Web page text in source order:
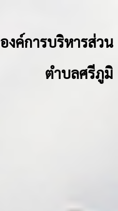
องค์การบริหารส่วน
ตำบลศรีภูมิ